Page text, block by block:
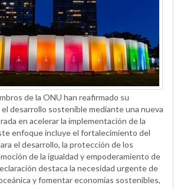
de la ONU han reafirmado su
desarrollo sostenible mediante una nueva
en acelerar la implementación de la
enfoque incluye el fortalecimiento del
el desarrollo, la protección de los
de la igualdad y empoderamiento de
destaca la necesidad urgente de
y fomentar economías sostenibles,